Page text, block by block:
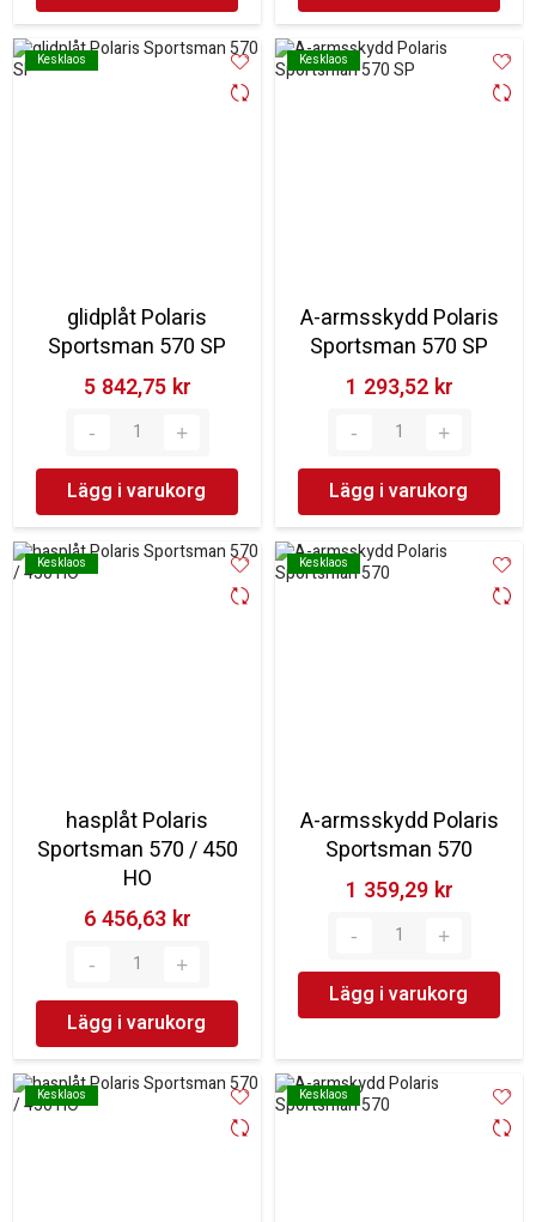
Kesklaos
Kesklaos
glidplåt Polaris
Sportsman 570 SP
5 842,75 kr‎
Lägg i varukorg
Kesklaos
Kesklaos
A-armsskydd Polaris
Sportsman 570 SP
1 293,52 kr‎
Lägg i varukorg
Kesklaos
Kesklaos
hasplåt Polaris
Sportsman 570 / 450
HO
6 456,63 kr‎
Lägg i varukorg
Kesklaos
Kesklaos
A-armsskydd Polaris
Sportsman 570
1 359,29 kr‎
Lägg i varukorg
Kesklaos
Kesklaos Kesklaos
Kesklaos